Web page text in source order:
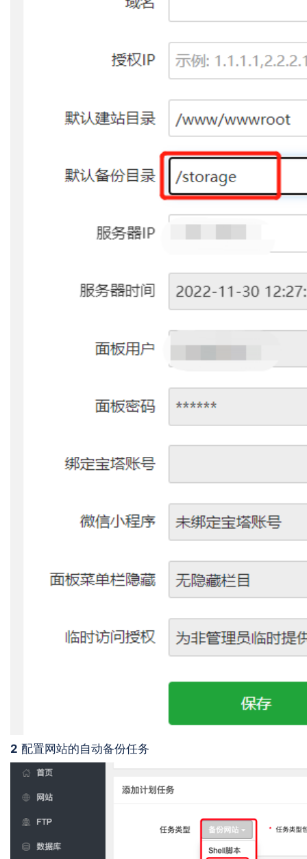
2 配置网站的自动备份任务